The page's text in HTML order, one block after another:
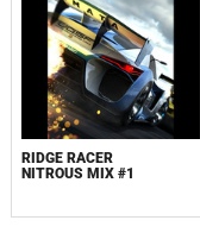
RIDGE RACER
NITROUS MIX #1